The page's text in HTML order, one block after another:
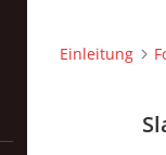
Einleitung